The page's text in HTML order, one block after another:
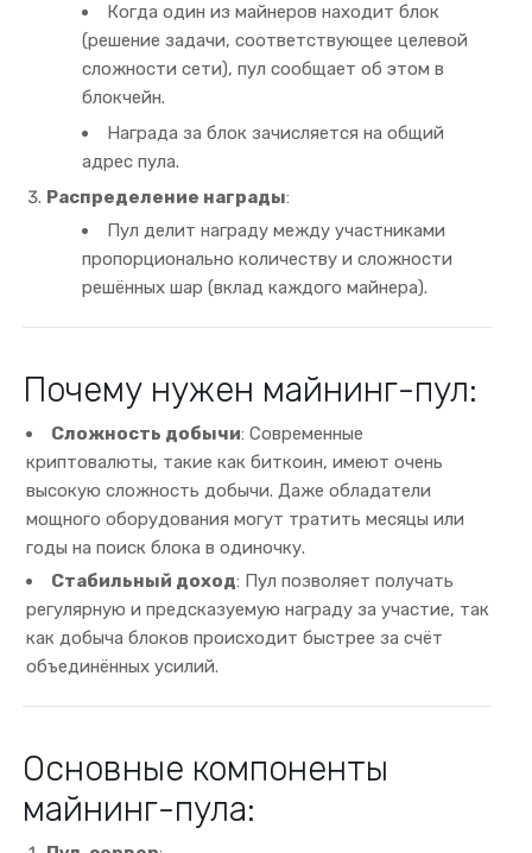
Когда один из майнеров находит блок
(решение задачи, соответствующее целевой
сложности сети), пул сообщает об этом в
блокчейн.
Награда за блок зачисляется на общий
адрес пула.
Распределение награды:
Пул делит награду между участниками
пропорционально количеству и сложности
решённых шар (вклад каждого майнера).
Почему нужен майнинг-пул:
Сложность добычи: Современные
криптовалюты, такие как биткоин, имеют очень
высокую сложность добычи. Даже обладатели
мощного оборудования могут тратить месяцы или
годы на поиск блока в одиночку.
Стабильный доход: Пул позволяет получать
регулярную и предсказуемую награду за участие, так
как добыча блоков происходит быстрее за счёт
объединённых усилий.
Основные компоненты
майнинг-пула: